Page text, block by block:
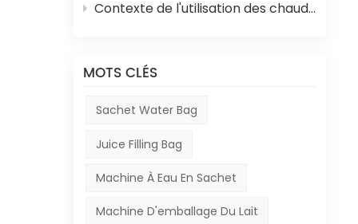
Contexte de l'utilisation des chaudières à mazout en Afrique et de leur rôle dans la production de boissons
MOTS CLÉS
Sachet Water Bag
Juice Filling Bag
Machine À Eau En Sachet
Machine D'emballage Du Lait